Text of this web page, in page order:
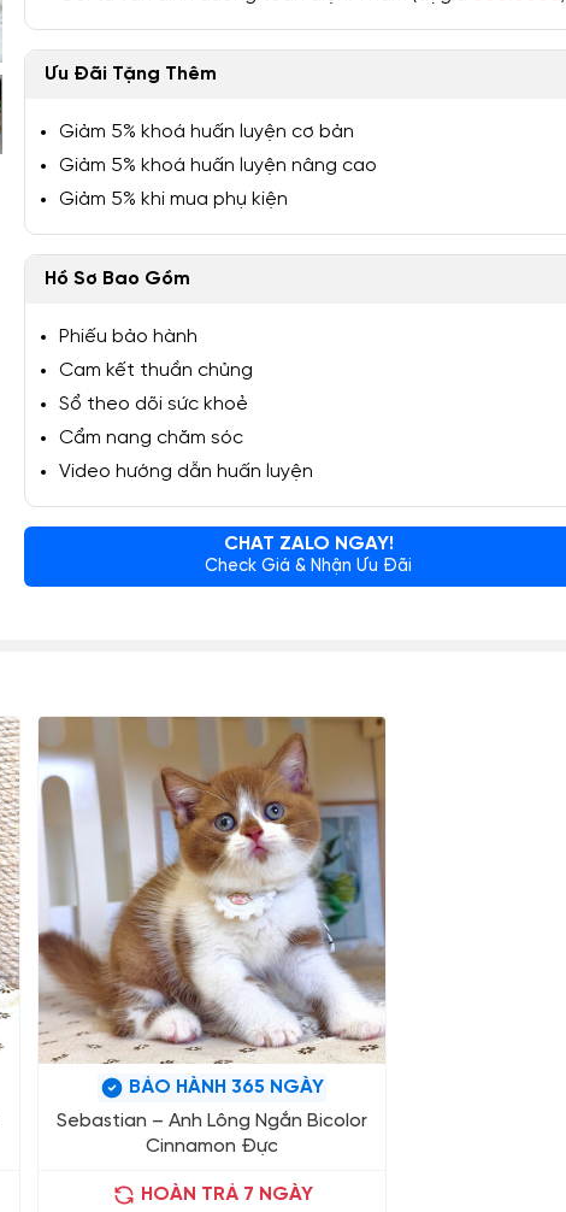
Ưu Đãi Tặng Thêm
Giảm 5% khoá huấn luyện cơ bản
Giảm 5% khoá huấn luyện nâng cao
Giảm 5% khi mua phụ kiện
Hồ Sơ Bao Gồm
Phiếu bảo hành
Cam kết thuần chủng
Sổ theo dõi sức khoẻ
Cẩm nang chăm sóc
Video hướng dẫn huấn luyện
CHAT ZALO NGAY!
Check Giá & Nhận Ưu Đãi
BẢO HÀNH 365 NGÀY
Sebastian – Anh Lông Ngắn Bicolor
Cinnamon Đực
HOÀN TRẢ 7 NGÀY